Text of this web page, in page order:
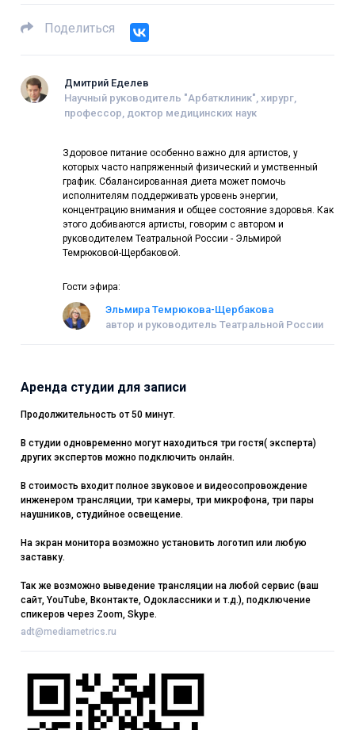
Поделиться
Дмитрий Еделев
Научный руководитель "Арбатклиник", хирург,
профессор, доктор медицинских наук
Здоровое питание особенно важно для артистов, у
которых часто напряженный физический и умственный
график. Сбалансированная диета может помочь
исполнителям поддерживать уровень энергии,
концентрацию внимания и общее состояние здоровья. Как
этого добиваются артисты, говорим с автором и
руководителем Театральной России - Эльмирой
Темрюковой-Щербаковой.
Гости эфира:
Эльмира Темрюкова-Щербакова
автор и руководитель Театральной России
Аренда студии для записи
Продолжительность от 50 минут.
В студии одновременно могут находиться три гостя( эксперта)
других экспертов можно подключить онлайн.
В стоимость входит полное звуковое и видеосопровождение
инженером трансляции, три камеры, три микрофона, три пары
наушников, студийное освещение.
На экран монитора возможно установить логотип или любую
заставку.
Так же возможно выведение трансляции на любой сервис (ваш
сайт, YouTube, Вконтакте, Одоклассники и т.д.), подключение
спикеров через Zoom, Skype.
adt@mediametrics.ru